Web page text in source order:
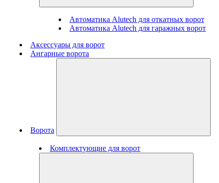
Автоматика Alutech для откатных ворот
Автоматика Alutech для гаражных ворот
Аксессуары для ворот
Ангарные ворота
Ворота
Комплектующие для ворот